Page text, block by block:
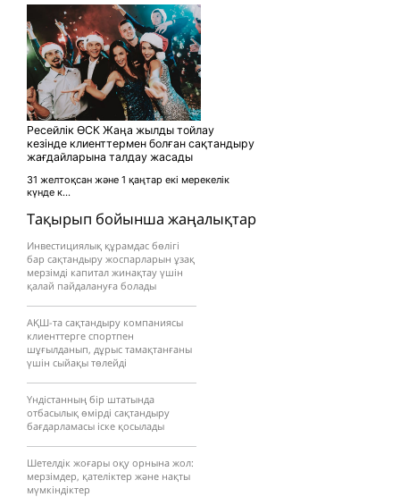
Тақырып бойынша жаңалықтар
Инвестициялық құрамдас бөлігі
бар сақтандыру жоспарларын ұзақ
мерзімді капитал жинақтау үшін
қалай пайдалануға болады
АҚШ-та сақтандыру компаниясы
клиенттерге спортпен
шұғылданып, дұрыс тамақтанғаны
үшін сыйақы төлейді
Үндістанның бір штатында
отбасылық өмірді сақтандыру
бағдарламасы іске қосылады
Шетелдік жоғары оқу орнына жол:
мерзімдер, қателіктер және нақты
мүмкіндіктер
Ресейлік ӨСК Жаңа жылды тойлау
кезінде клиенттермен болған сақтандыру
жағдайларына талдау жасады
31 желтоқсан және 1 қаңтар екі мерекелік
күнде к...